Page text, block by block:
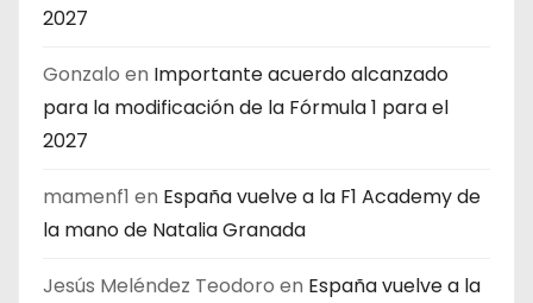
2027
Gonzalo en Importante acuerdo alcanzado
para la modificación de la Fórmula 1 para el
2027
mamenf1 en España vuelve a la F1 Academy de
la mano de Natalia Granada
Jesús Meléndez Teodoro en España vuelve a la